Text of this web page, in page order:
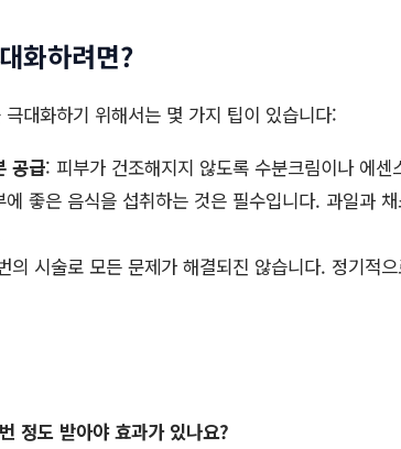
화하려면?
대화하기 위해서는 몇 가지 팁이 있습니다:
공급: 피부가 건조해지지 않도록 수분크림이나 에센
에 좋은 음식을 섭취하는 것은 필수입니다. 과일과
의 시술로 모든 문제가 해결되진 않습니다. 정기적
정도 받아야 효과가 있나요?